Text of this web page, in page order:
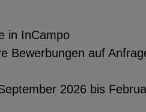
in InCampo
Bewerbungen auf
2026 bis